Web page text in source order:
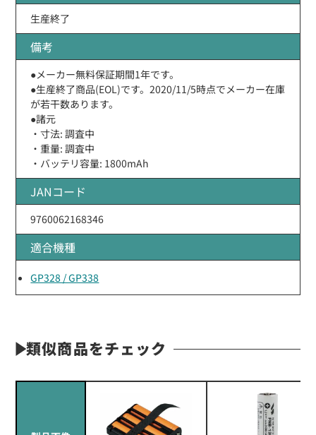
生産終了
備考
●メーカー無料保証期間1年です。
●生産終了商品(EOL)です。2020/11/5時点でメーカー在庫
が若干数あります。
●諸元
・寸法: 調査中
・重量: 調査中
・バッテリ容量: 1800mAh
JANコード
9760062168346
適合機種
GP328 / GP338
類似商品をチェック